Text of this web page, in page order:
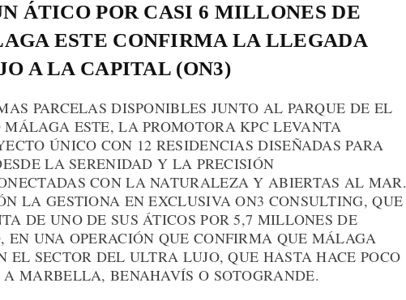
ÁTICO POR CASI 6 MILLONES DE
ESTE CONFIRMA LA LLEGADA
A LA CAPITAL (ON3)
PARCELAS DISPONIBLES JUNTO AL PARQUE DE EL
ESTE, LA PROMOTORA KPC LEVANTA
ÚNICO CON 12 RESIDENCIAS DISEÑADAS PARA
LA SERENIDAD Y LA PRECISIÓN
CON LA NATURALEZA Y ABIERTAS AL MAR.
LA GESTIONA EN EXCLUSIVA ON3 CONSULTING, QUE
DE UNO DE SUS ÁTICOS POR 5,7 MILLONES DE
EN UNA OPERACIÓN QUE CONFIRMA QUE MÁLAGA
EL SECTOR DEL ULTRA LUJO, QUE HASTA HACE POCO
A MARBELLA, BENAHAVÍS O SOTOGRANDE.